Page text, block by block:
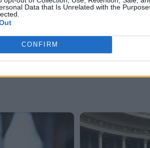
Data that Is Unrelated with the
CONFIRM